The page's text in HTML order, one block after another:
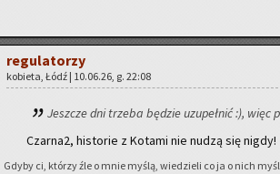
re­gu­la­to­rzy
ko­bie­ta, Łódź | 10.06.26, g. 22:08
Jesz­cze dni trze­ba bę­dzie uzu­peł­nić :), więc
Czar­na2, hi­sto­rie z Ko­ta­mi nie nudzą się nigdy!
Gdyby ci, któ­rzy źle o mnie myślą, wie­dzie­li co ja o nich